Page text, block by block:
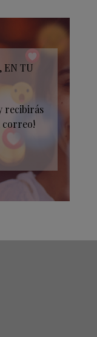
EN TU
recibirás
correo!